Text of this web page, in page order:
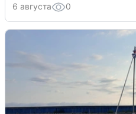
6 августа 0